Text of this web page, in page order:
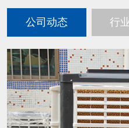
公司动态 行